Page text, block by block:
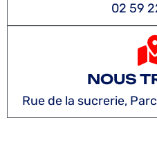
02 59
NOUS
Rue de la sucrerie,